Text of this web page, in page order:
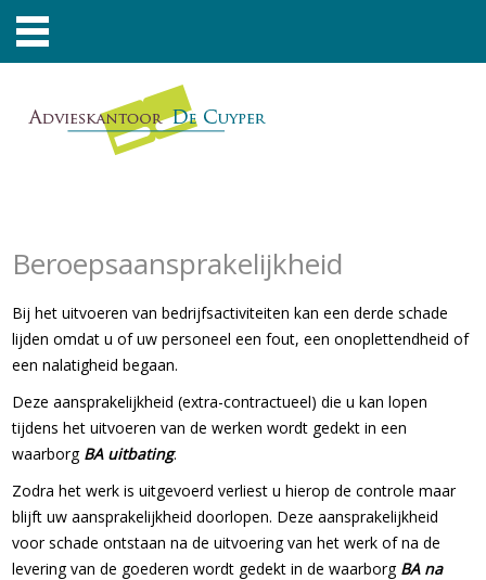
Beroepsaansprakelijkheid
Bij het uitvoeren van bedrijfsactiviteiten kan een derde schade
lijden omdat u of uw personeel een fout, een onoplettendheid of
een nalatigheid begaan.
Deze aansprakelijkheid (extra-contractueel) die u kan lopen
tijdens het uitvoeren van de werken wordt gedekt in een
waarborg BA uitbating.
Zodra het werk is uitgevoerd verliest u hierop de controle maar
blijft uw aansprakelijkheid doorlopen. Deze aansprakelijkheid
voor schade ontstaan na de uitvoering van het werk of na de
levering van de goederen wordt gedekt in de waarborg BA na